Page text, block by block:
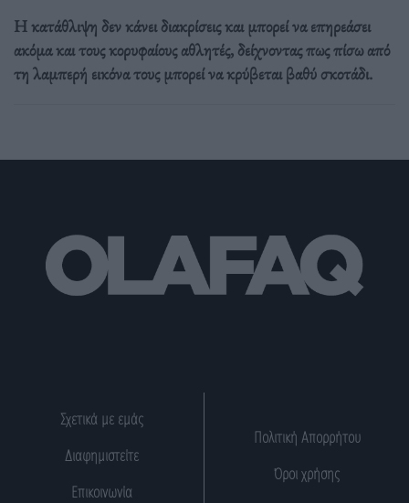
Η κατάθλιψη δεν κάνει διακρίσεις και μπορεί να επηρεάσει
ακόμα και τους κορυφαίους αθλητές, δείχνοντας πως πίσω από
τη λαμπερή εικόνα τους μπορεί να κρύβεται βαθύ σκοτάδι.
Σχετικά με εμάς
Διαφημιστείτε
Επικοινωνία
Πολιτική Απορρήτου
Όροι χρήσης